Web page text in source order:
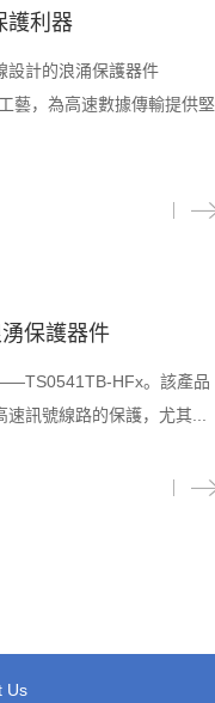
護利器
設計的浪涌保護器件
藝，為高速數據傳輸提供堅
保護器件
HFx。該產品
訊號線路的保護，尤其...
Us